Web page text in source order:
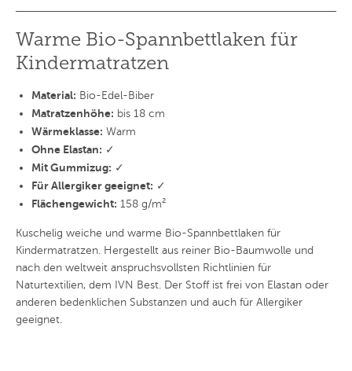
Warme Bio-Spannbettlaken für
Kindermatratzen
Material: Bio-Edel-Biber
Matratzenhöhe: bis 18 cm
Wärmeklasse: Warm
Ohne Elastan: ✓
Mit Gummizug: ✓
Für Allergiker geeignet: ✓
Flächengewicht: 158 g/m²
Kuschelig weiche und warme Bio-Spannbettlaken für
Kindermatratzen. Hergestellt aus reiner Bio-Baumwolle und
nach den weltweit anspruchsvollsten Richtlinien für
Naturtextilien, dem IVN Best. Der Stoff ist frei von Elastan oder
anderen bedenklichen Substanzen und auch für Allergiker
geeignet.